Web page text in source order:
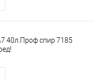
40л.Проф спир 7185